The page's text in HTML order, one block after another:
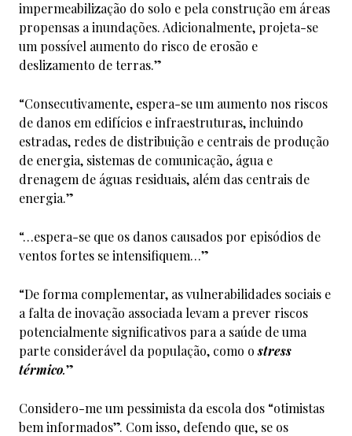
impermeabilização do solo e pela construção em áreas
propensas a inundações. Adicionalmente, projeta-se
um possível aumento do risco de erosão e
deslizamento de terras.”
“Consecutivamente, espera-se um aumento nos riscos
de danos em edifícios e infraestruturas, incluindo
estradas, redes de distribuição e centrais de produção
de energia, sistemas de comunicação, água e
drenagem de águas residuais, além das centrais de
energia.”
“…espera-se que os danos causados por episódios de
ventos fortes se intensifiquem…”
“De forma complementar, as vulnerabilidades sociais e
a falta de inovação associada levam a prever riscos
potencialmente significativos para a saúde de uma
parte considerável da população, como ostress
térmico.”
Considero-me um pessimista da escola dos “otimistas
bem informados”. Com isso, defendo que, se os